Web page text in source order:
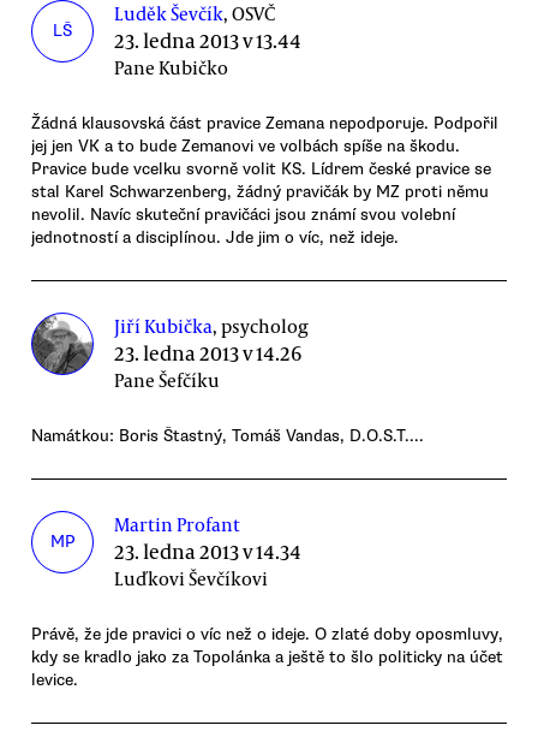
LŠ
Luděk Ševčík, OSVČ
23. ledna 2013 v 13.44
Pane Kubičko
Žádná klausovská část pravice Zemana nepodporuje. Podpořil
jej jen VK a to bude Zemanovi ve volbách spíše na škodu.
Pravice bude vcelku svorně volit KS. Lídrem české pravice se
stal Karel Schwarzenberg, žádný pravičák by MZ proti němu
nevolil. Navíc skuteční pravičáci jsou známí svou volební
jednotností a disciplínou. Jde jim o víc, než ideje.
Jiří Kubička, psycholog
23. ledna 2013 v 14.26
Pane Šefčíku
Namátkou: Boris Štastný, Tomáš Vandas, D.O.S.T....
MP
Martin Profant
23. ledna 2013 v 14.34
Luďkovi Ševčíkovi
Právě, že jde pravici o víc než o ideje. O zlaté doby oposmluvy,
kdy se kradlo jako za Topolánka a ještě to šlo politicky na účet
levice.